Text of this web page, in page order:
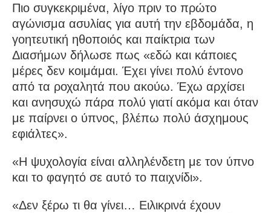
Πιο συγκεκριμένα, λίγο πριν το πρώτο
αγώνισμα ασυλίας για αυτή την εβδομάδα, η
γοητευτική ηθοποιός και παίκτρια των
Διασήμων δήλωσε πως «εδώ και κάποιες
μέρες δεν κοιμάμαι. Έχει γίνει πολύ έντονο
από τα ροχαλητά που ακούω. Έχω αρχίσει
και ανησυχώ πάρα πολύ γιατί ακόμα και όταν
με παίρνει ο ύπνος, βλέπω πολύ άσχημους
εφιάλτες».
«Η ψυχολογία είναι αλληλένδετη με τον ύπνο
και το φαγητό σε αυτό το παιχνίδι».
«Δεν ξέρω τι θα γίνει… Ειλικρινά έχουν